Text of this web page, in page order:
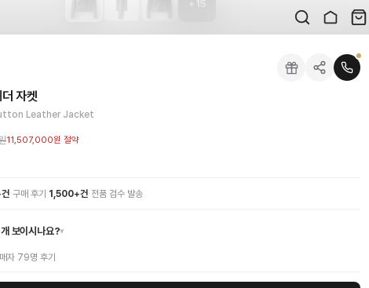
치 간격, 하드웨어 색상, 내부 마감을 확인하며, 상품당 평균 4~8장의 검수 사진을
. 고객 변심 시 반품 배송비는 고객 부담이며, 상품 하자 시에는 무료입니다.
능합니다.
로 체형에 맞는 사이즈를 안내받으실 수 있습니다.
니다. 최고급 블랙 레더 소재가 선사하는 부드러운 터치감과 견고한 실루엣은
15
자켓
Leather Jacket
11,507,000원 절약
·구매 후기 1,500+건· 전품 검수 발송
보이시나요?▾
자 79명 후기